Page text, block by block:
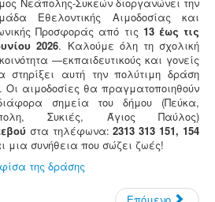
Εθελοντικής Αιμοδοσίας και
Προσφοράς από τις 13 έως τις
2026. Καλούμε όλη τη σχολική
—εκπαιδευτικούς και γονείς
αυτή την πολύτιμη δράση
Οι αιμοδοσίες θα πραγματοποιηθούν
σημεία του δήμου (Πεύκα,
Συκιές, Άγιος Παύλος)
στα τηλέφωνα:2313 313 151, 154
μια συνήθεια που σώζει ζωές!
της δράσης